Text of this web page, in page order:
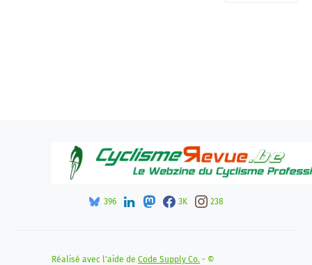
396 3K 238
Réalisé avec l'aide de Code Supply Co. - ©